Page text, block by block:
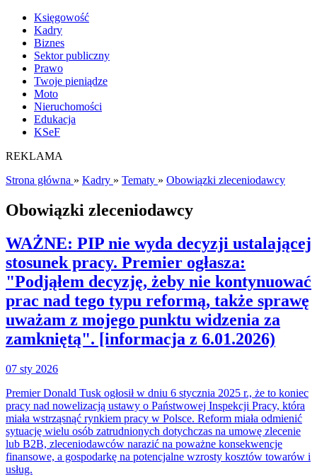
Księgowość
Kadry
Biznes
Sektor publiczny
Prawo
Twoje pieniądze
Moto
Nieruchomości
Edukacja
KSeF
REKLAMA
Strona główna » Kadry » Tematy » Obowiązki zleceniodawcy
Obowiązki zleceniodawcy
WAŻNE: PIP nie wyda decyzji ustalającej
stosunek pracy. Premier ogłasza:
"Podjąłem decyzję, żeby nie kontynuować
prac nad tego typu reformą, także sprawę
uważam z mojego punktu widzenia za
zamkniętą". [informacja z 6.01.2026)
07 sty 2026
Premier Donald Tusk ogłosił w dniu 6 stycznia 2025 r., że to koniec
pracy nad nowelizacją ustawy o Państwowej Inspekcji Pracy, która
miała wstrząsnąć rynkiem pracy w Polsce. Reform miała odmienić
sytuację wielu osób zatrudnionych dotychczas na umowę zlecenie
lub B2B, zleceniodawców narazić na poważne konsekwencje
finansowe, a gospodarkę na potencjalne wzrosty kosztów towarów i
usług.